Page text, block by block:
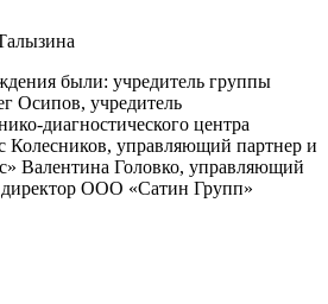
были: учредитель группы
Осипов, учредитель
диагностического центра
Колесников, управляющий партнер и
Валентина Головко, управляющий
директор ООО «Сатин Групп»